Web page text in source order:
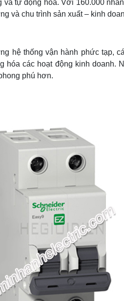
tự động hóa. Với 160.000
và chu trình sản xuất – kinh
hệ thống vận hành phức tạp,
các hoạt động kinh doanh.
phú hơn.